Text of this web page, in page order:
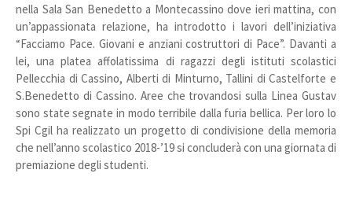
nella Sala San Benedetto a Montecassino dove ieri mattina, con
un’appassionata relazione, ha introdotto i lavori dell’iniziativa
“Facciamo Pace. Giovani e anziani costruttori di Pace”. Davanti a
lei, una platea affolatissima di ragazzi degli istituti scolastici
Pellecchia di Cassino, Alberti di Minturno, Tallini di Castelforte e
S.Benedetto di Cassino. Aree che trovandosi sulla Linea Gustav
sono state segnate in modo terribile dalla furia bellica. Per loro lo
Spi Cgil ha realizzato un progetto di condivisione della memoria
che nell’anno scolastico 2018-’19 si concluderà con una giornata di
premiazione degli studenti.